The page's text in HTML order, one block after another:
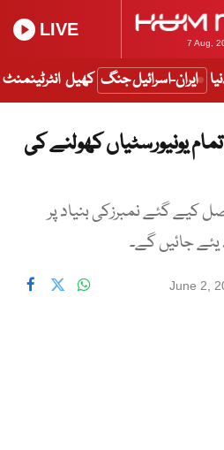
7 Aug,
LIVE
ایران-اسرائیل جنگ کھیل انٹرٹینمنٹ
یونیورسٹیاں کھولنے کی
کیے گئے نمبرزکی بنیاد پر
جائیں گے۔
June 2,